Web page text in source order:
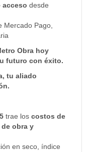
acceso desde
Mercado Pago,
Obra hoy
futuro con éxito.
tu aliado
trae los costos de
obra y
en seco, índice